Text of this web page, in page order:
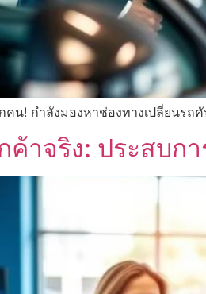
คน! กำลังมองหาช่องทางเปลี่ยนรถ
ค้าจริง: ประสบ